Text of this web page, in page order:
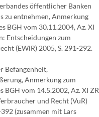
öffentlicher Banken
zu entnehmen, Anmerkung
BGH vom 30.11.2004, Az. XI
Entscheidungen zum
(EWiR) 2005, S. 291-292.
Befangenheit,
Anmerkung zum
BGH vom 14.5.2002, Az. XI ZR
und Recht (VuR)
(zusammen mit Lars